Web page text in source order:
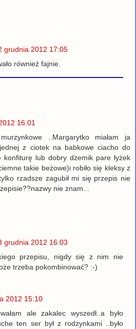
grudnia 2012 17:05
również fajnie.
16:01
..Margarytko miałam ja
z ciotek na babkowe ciacho do
konfiturę lub dobry dzemik pare łyżek
takie beżowe)i robiło się kleksy z
rzadsze zagubił mi się przepis nie
nie znam...
grudnia 2012 16:03
przepisu, nigdy się z nim nie
trzeba pokombinować? :-)
2012 15:10
ale zakalec wyszedł..a było
ten ser był z rodzynkami ..było